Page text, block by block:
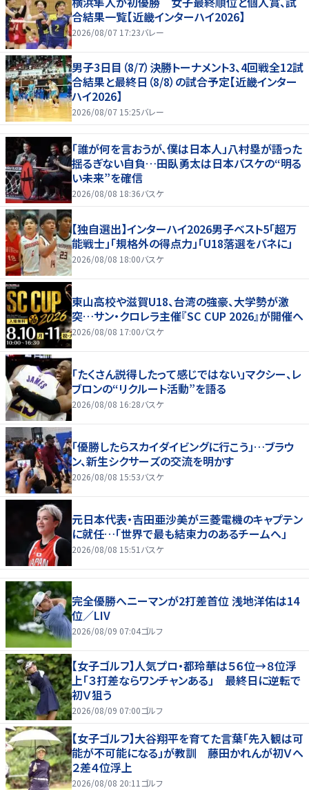
合結果一覧【近畿インターハイ2026】
2026/08/07 17:23バレー
男子3日目（8/7）決勝トーナメント3、4回戦全12試
合結果と最終日（8/8）の試合予定【近畿インター
ハイ2026】
2026/08/07 15:25バレー
「誰が何を言おうが、僕は日本人」八村塁が語った
揺るぎない自負…田臥勇太は日本バスケの“明る
い未来”を確信
2026/08/08 18:36バスケ
【独自選出】インターハイ2026男子ベスト5「超万
能戦士」「規格外の得点力」「U18落選をバネに」
2026/08/08 18:00バスケ
東山高校や滋賀U18、台湾の強豪、大学勢が激
突…サン・クロレラ主催『SC CUP 2026』が開催へ
2026/08/08 17:00バスケ
「たくさん説得したって感じではない」マクシー、レ
ブロンの“リクルート活動”を語る
2026/08/08 16:28バスケ
「優勝したらスカイダイビングに行こう」…ブラウ
ン、新生シクサーズの交流を明かす
2026/08/08 15:53バスケ
元日本代表・吉田亜沙美が三菱電機のキャプテン
に就任…「世界で最も結束力のあるチームへ」
2026/08/08 15:51 バスケ
完全優勝へニーマンが2打差首位 浅地洋佑は14
位／LIV
2026/08/09 07:04ゴルフ
【女子ゴルフ】人気プロ・都玲華は５６位→８位浮
上「３打差ならワンチャンある」 最終日に逆転で
初Ｖ狙う
2026/08/09 07:00ゴルフ
【女子ゴルフ】大谷翔平を育てた言葉「先入観は可
能が不可能になる」が教訓 藤田かれんが初Ｖへ
２差４位浮上
2026/08/08 20:11 ゴルフ